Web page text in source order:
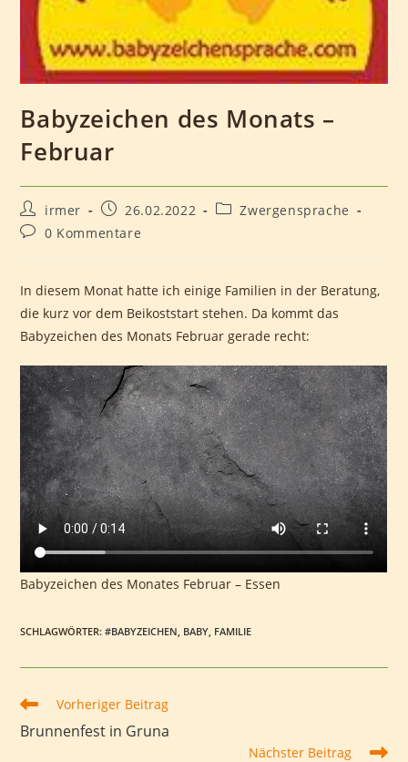
Babyzeichen des Monats –
Februar
Beitrags-
Autor:
irmer
Beitrag
veröffentlicht:
26.02.2022
Beitrags-
Zwergensprache
Beitrags-
0 Kommentare
In diesem Monat hatte ich einige Familien in der Beratung,
die kurz vor dem Beikoststart stehen. Da kommt das
Babyzeichen des Monats Februar gerade recht:
Babyzeichen des Monates Februar – Essen
SCHLAGWÖRTER:#BABYZEICHEN BABY FAMILIE
Weitere
ansehen
Vorheriger Beitrag
Brunnenfest in Gruna
Nächster Beitrag